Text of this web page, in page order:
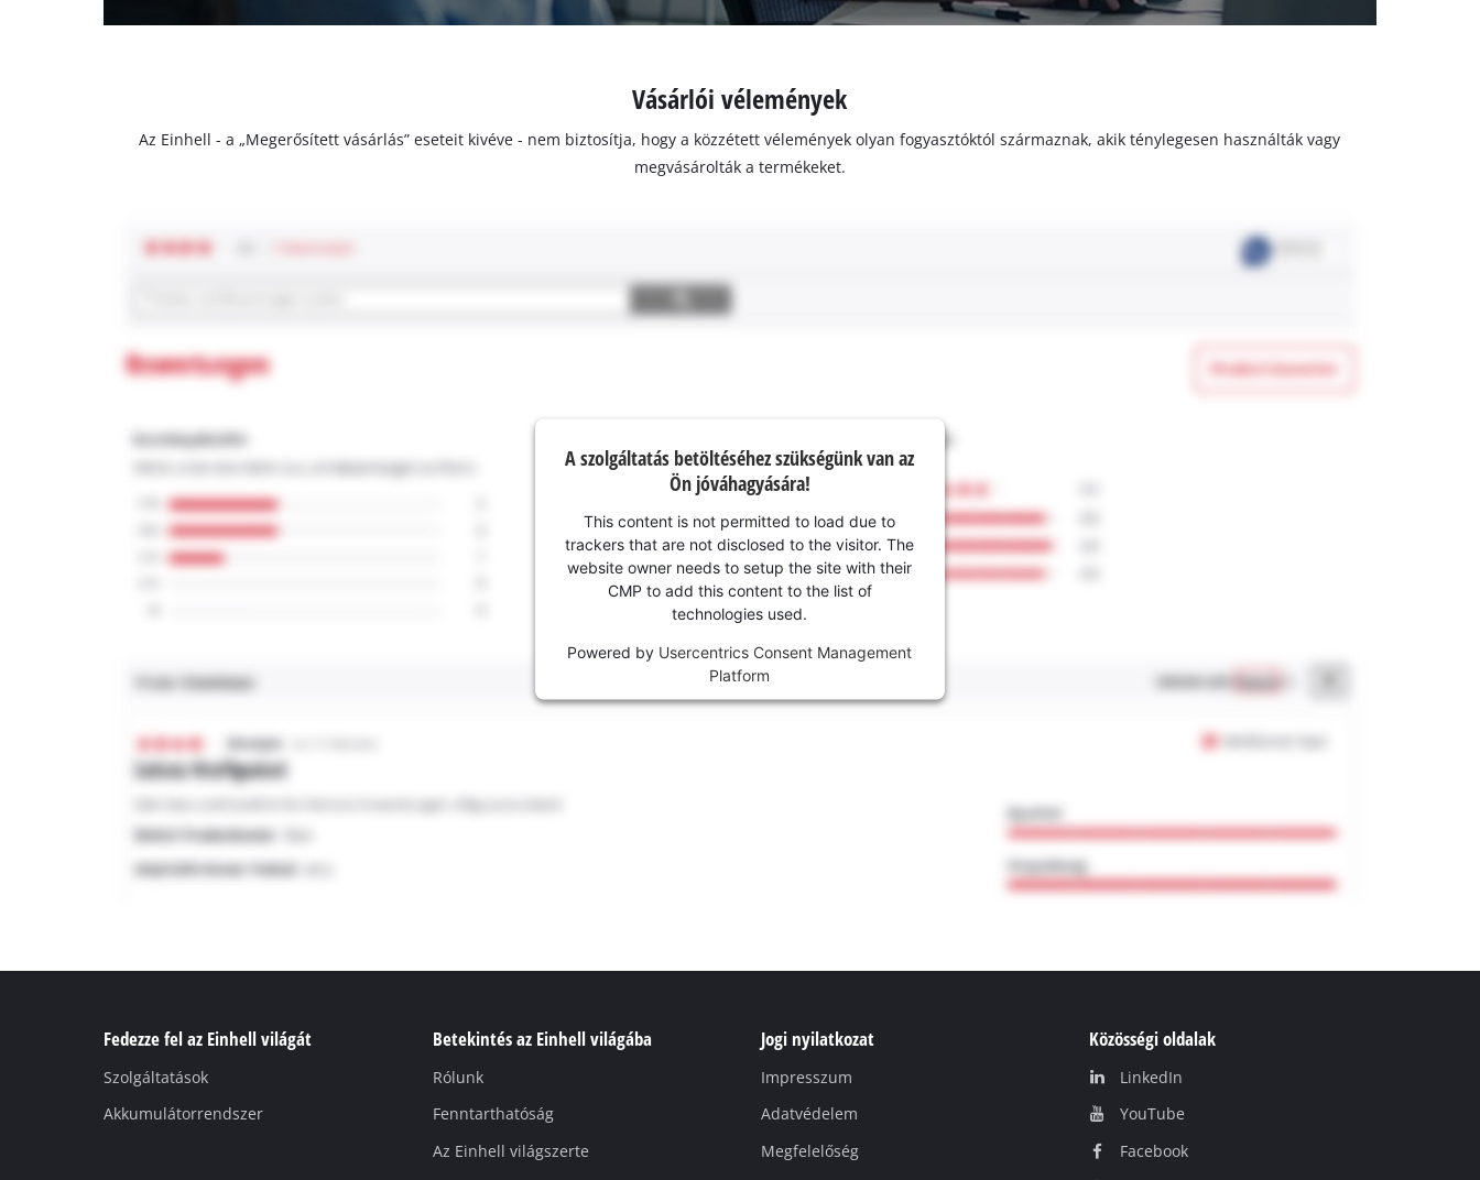
Vásárlói vélemények
Az Einhell - a „Megerősített vásárlás” eseteit kivéve - nem biztosítja, hogy a közzétett vélemények olyan fogyasztóktól származnak, akik ténylegesen használták vagy
megvásárolták a termékeket.
A szolgáltatás betöltéséhez szükségünk van az
Ön jóváhagyására!
This content is not permitted to load due to
trackers that are not disclosed to the visitor. The
website owner needs to setup the site with their
CMP to add this content to the list of
technologies used.
Powered by Usercentrics Consent Management
Platform
Fedezze fel az Einhell világát
Szolgáltatások
Akkumulátorrendszer
Betekintés az Einhell világába
Rólunk
Fenntarthatóság
Az Einhell világszerte
Jogi nyilatkozat
Impresszum
Adatvédelem
Megfelelőség
Közösségi oldalak
LinkedIn
YouТube
Facebook